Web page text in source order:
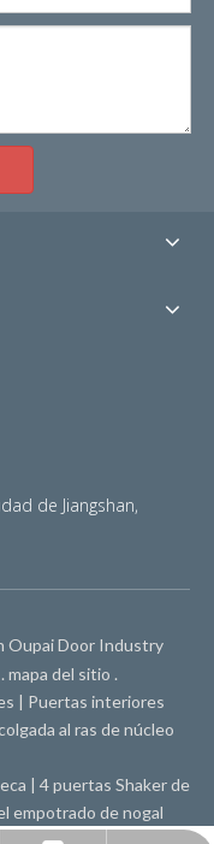
de Jiangshan,
Oupai Door Industry
. mapa del sitio .
| Puertas interiores
al ras de núcleo
| 4 puertas Shaker de
empotrado de nogal